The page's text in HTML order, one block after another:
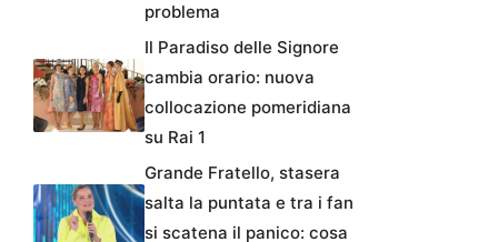
problema
Il Paradiso delle Signore
cambia orario: nuova
collocazione pomeridiana
su Rai 1
Grande Fratello, stasera
salta la puntata e tra i fan
si scatena il panico: cosa